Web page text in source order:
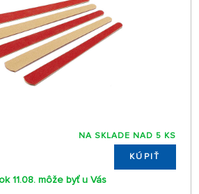
NA SKLADE NAD 5 KS
KÚPIŤ
11.08. môže byť u Vás